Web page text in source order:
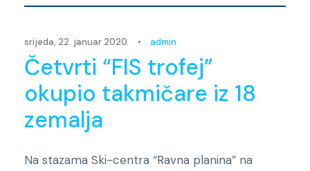
srijeda, 22. januar 2020. • admin
Četvrti “FIS trofej”
okupio takmičare iz 18
zemalja
Na stazama Ski-centra “Ravna planina” na